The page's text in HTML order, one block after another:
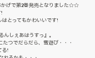
かげで第2巻発売となりました☆☆
とってもかわいいです!
しぇあはうすっ』。
つでだらだら、雪遊び・・・
る!